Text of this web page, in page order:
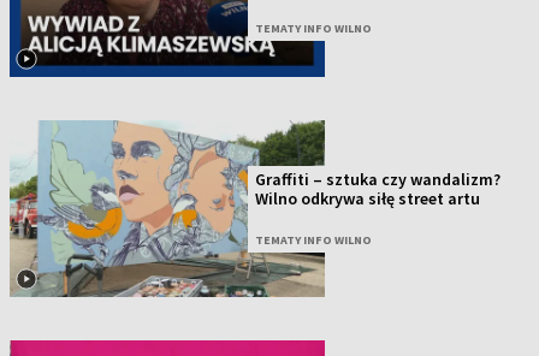
TEMATY INFO WILNO
Graffiti – sztuka czy wandalizm?
Wilno odkrywa siłę street artu
TEMATY INFO WILNO